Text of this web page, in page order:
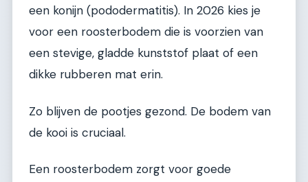
een konijn (pododermatitis). In 2026 kies je
voor een roosterbodem die is voorzien van
een stevige, gladde kunststof plaat of een
dikke rubberen mat erin.
Zo blijven de pootjes gezond. De bodem van
de kooi is cruciaal.
Een roosterbodem zorgt voor goede